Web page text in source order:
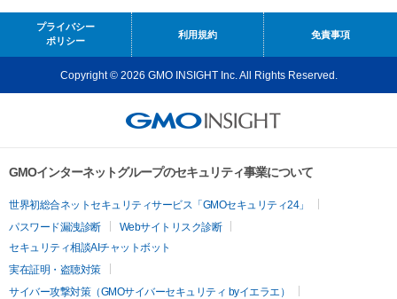
プライバシー
ポリシー
利用規約 免責事項
Copyright © 2026 GMO INSIGHT Inc. All Rights Reserved.
GMOインターネットグループのセキュリティ事業について
世界初総合ネットセキュリティサービス「GMOセキュリティ24」
パスワード漏洩診断
Webサイトリスク診断
セキュリティ相談AIチャットボット
実在証明・盗聴対策
サイバー攻撃対策（GMOサイバーセキュリティ byイエラエ）